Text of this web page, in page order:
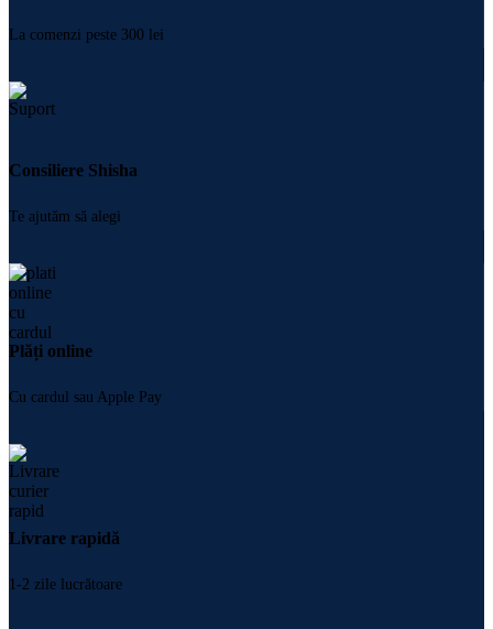
La comenzi peste 300 lei
Consiliere Shisha
Te ajutăm să alegi
Plăți online
Cu cardul sau Apple Pay
Livrare rapidă
1-2 zile lucrătoare